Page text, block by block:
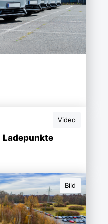
Video
Ladepunkte
Bild